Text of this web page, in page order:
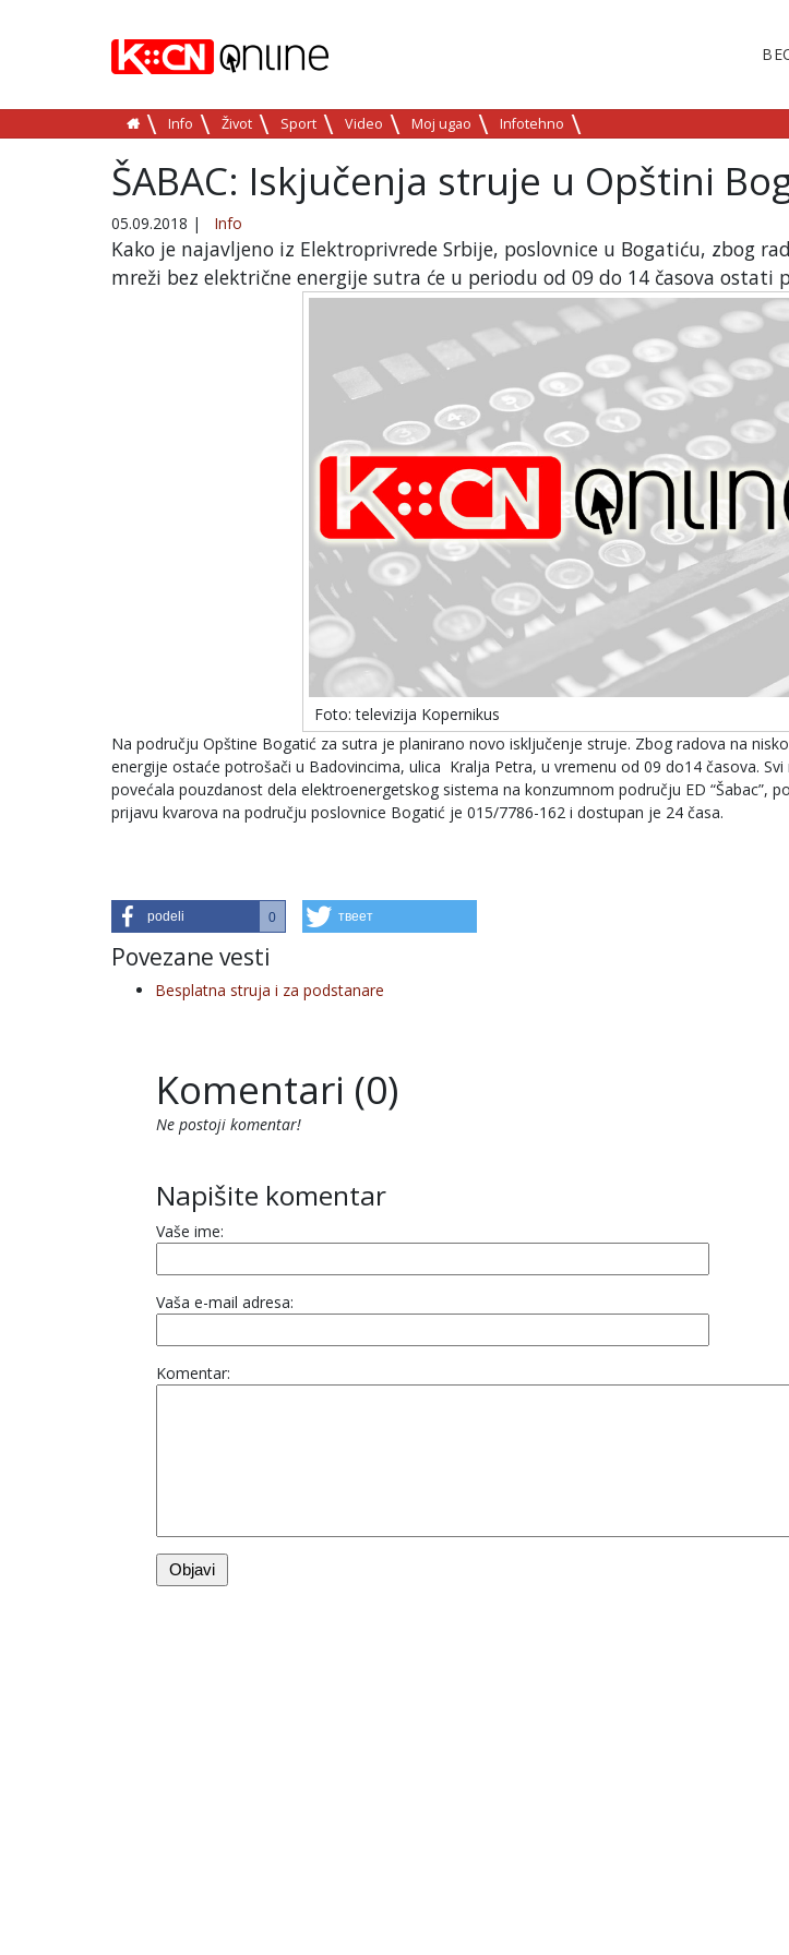
Info Život Sport Video Moj ugao Infotehno
ŠABAC: Iskjučenja struje u Opštini
05.09.2018 | Info
Kako je najavljeno iz Elektroprivrede Srbije, poslovnice u Bogatiću, zbog
mreži bez električne energije sutra će u periodu od 09 do 14 časova ostati
Foto: televizija Kopernikus
Na području Opštine Bogatić za sutra je planirano novo isključenje struje. Zbog radova na
energije ostaće potrošači u Badovincima, ulica Kralja Petra, u vremenu od 09 do14 časova. Svi
povećala pouzdanost dela elektroenergetskog sistema na konzumnom području ED “Šabac”,
prijavu kvarova na području poslovnice Bogatić je 015/7786-162 i dostupan je 24 časa.
podeli 0 твеет
Povezane vesti
Besplatna struja i za podstanare
Komentari (0)
Ne postoji komentar!
Napišite komentar
Vaše ime:
Vaša e-mail adresa:
Komentar: